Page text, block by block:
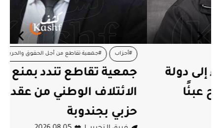
#جمعية تقاطع من أجل الحقوق والحريات #جندوبة
#حزب الائتلاف الوطني
جمعية تقاطع تندد بمنع حزب
الائتلاف الوطني من عقد اجتماع
حزبي بجندوبة